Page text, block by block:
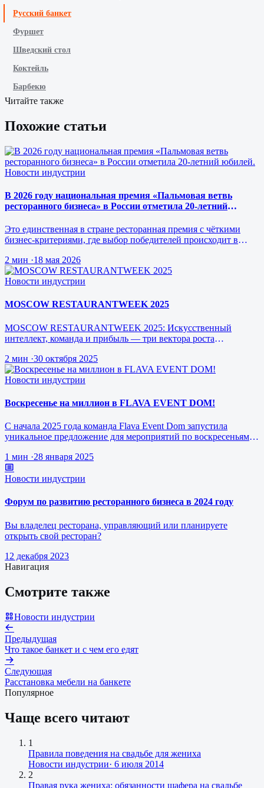
Русский банкет
Фуршет
Шведский стол
Коктейль
Барбекю
Читайте также
Похожие статьи
Новости индустрии
В 2026 году национальная премия «Пальмовая ветвь
ресторанного бизнеса» в России отметила 20-летний
Это единственная в стране ресторанная премия с чёткими
бизнес-критериями, где выбор победителей происходит в
2 мин ·18 мая 2026
Новости индустрии
MOSCOW RESTAURANTWEEK 2025
MOSCOW RESTAURANTWEEK 2025: Искусственный
интеллект, команда и прибыль — три вектора роста
2 мин ·30 октября 2025
Новости индустрии
Воскресенье на миллион в FLAVA EVENT DOM!
С начала 2025 года команда Flava Event Dom запустила
уникальное предложение для мероприятий по воскресеньям за
1 мин ·28 января 2025
Новости индустрии
Форум по развитию ресторанного бизнеса в 2024 году
Вы владелец ресторана, управляющий или планируете
открыть свой ресторан?
12 декабря 2023
Навигация
Смотрите также
Новости индустрии
Предыдущая
Что такое банкет и с чем его едят
Следующая
Расстановка мебели на банкете
Популярное
Чаще всего читают
1
Правила поведения на свадьбе для жениха
Новости индустрии· 6 июля 2014
2
Правая рука жениха: обязанности шафера на свадьбе